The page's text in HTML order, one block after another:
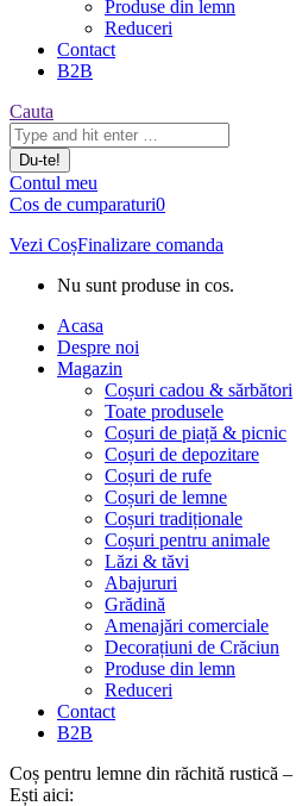
Produse din lemn
Reduceri
Contact
B2B
Căutare:
Cauta
Contul meu
Cos de cumparaturi0
Vezi CoșFinalizare comanda
Nu sunt produse in cos.
Acasa
Despre noi
Magazin
Coșuri cadou & sărbători
Toate produsele
Coșuri de piață & picnic
Coșuri de depozitare
Coșuri de rufe
Coșuri de lemne
Coșuri tradiționale
Coșuri pentru animale
Lăzi & tăvi
Abajururi
Grădină
Amenajări comerciale
Decorațiuni de Crăciun
Produse din lemn
Reduceri
Contact
B2B
Coș pentru lemne din răchită rustică
Ești aici: